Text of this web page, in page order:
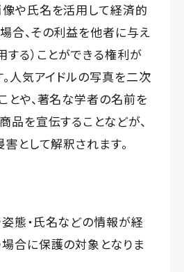
や氏名を活用して経済的
合、その利益を他者に与え
する）ことができる権利が
人気アイドルの写真を二次
とや、著名な学者の名前を
品を宣伝することなどが、
として解釈されます。
態・氏名などの情報が経
合に保護の対象となりま